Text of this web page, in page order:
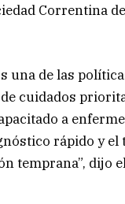
Correntina
una de las
cuidados
a
rápido y el
temprana”, dijo